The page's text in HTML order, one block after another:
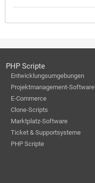
PHP Scripte
Entwicklungsumgebungen
Projektmanagement-Software
E-Commerce
Clone-Scripts
Marktplatz-Software
Ticket & Supportsysteme
PHP Scripte